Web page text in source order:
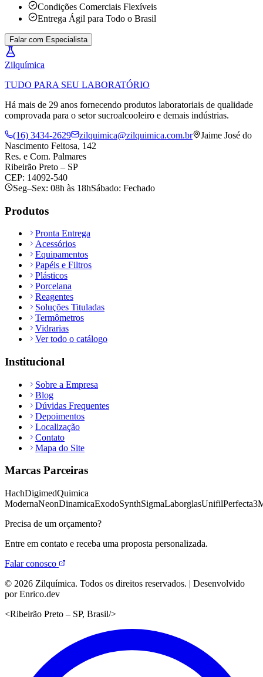
Condições Comerciais Flexíveis
Entrega Ágil para Todo o Brasil
Falar com Especialista
Zilquímica
TUDO PARA SEU LABORATÓRIO
Há mais de 29 anos fornecendo produtos laboratoriais de qualidade
comprovada para o setor sucroalcooleiro e demais indústrias.
(16) 3434-2629
zilquimica@zilquimica.com.br
Jaime José do
Nascimento Feitosa, 142
Res. e Com. Palmares
Ribeirão Preto – SP
CEP: 14092-540
Seg–Sex: 08h às 18hSábado: Fechado
Produtos
Pronta Entrega
Acessórios
Equipamentos
Papéis e Filtros
Plásticos
Porcelana
Reagentes
Soluções Tituladas
Termômetros
Vidrarias
Ver todo o catálogo
Institucional
Sobre a Empresa
Blog
Dúvidas Frequentes
Depoimentos
Localização
Contato
Mapa do Site
Marcas Parceiras
HachDigimedQuimica
ModernaNeonDinamicaExodoSynthSigmaLaborglasUnifilPerfecta
Precisa de um orçamento?
Entre em contato e receba uma proposta personalizada.
Falar conosco
© 2026 Zilquímica. Todos os direitos reservados. | Desenvolvido
por Enrico.dev
<Ribeirão Preto – SP, Brasil/>